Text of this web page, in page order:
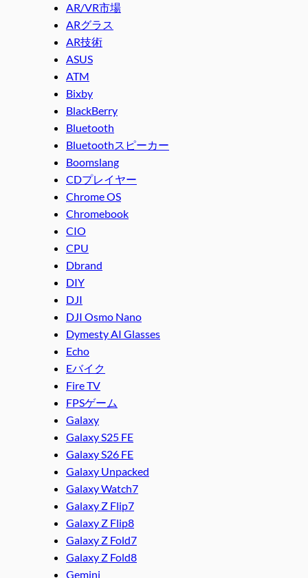
AR/VR市場
ARグラス
AR技術
ASUS
ATM
Bixby
BlackBerry
Bluetooth
Bluetoothスピーカー
Boomslang
CDプレイヤー
Chrome OS
Chromebook
CIO
CPU
Dbrand
DIY
DJI
DJI Osmo Nano
Dymesty AI Glasses
Echo
Eバイク
Fire TV
FPSゲーム
Galaxy
Galaxy S25 FE
Galaxy S26 FE
Galaxy Unpacked
Galaxy Watch7
Galaxy Z Flip7
Galaxy Z Flip8
Galaxy Z Fold7
Galaxy Z Fold8
Gemini